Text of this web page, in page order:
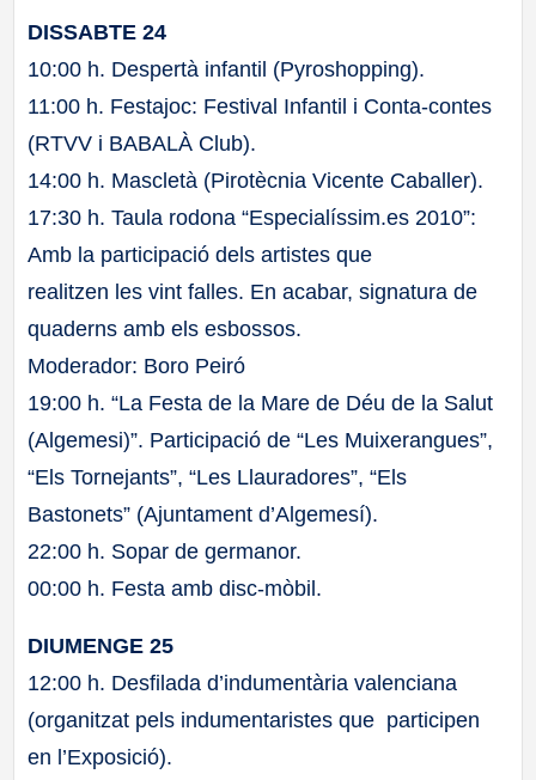
DISSABTE 24
10:00 h. Despertà infantil (Pyroshopping).
11:00 h. Festajoc: Festival Infantil i Conta-contes
(RTVV i BABALÀ Club).
14:00 h. Mascletà (Pirotècnia Vicente Caballer).
17:30 h. Taula rodona “Especialíssim.es 2010”:
Amb la participació dels artistes que
realitzen les vint falles. En acabar, signatura de
quaderns amb els esbossos.
Moderador: Boro Peiró
19:00 h. “La Festa de la Mare de Déu de la Salut
(Algemesi)”. Participació de “Les Muixerangues”,
“Els Tornejants”, “Les Llauradores”, “Els
Bastonets” (Ajuntament d’Algemesí).
22:00 h. Sopar de germanor.
00:00 h. Festa amb disc-mòbil.
DIUMENGE 25
12:00 h. Desfilada d’indumentària valenciana
(organitzat pels indumentaristes que participen
en l’Exposició).